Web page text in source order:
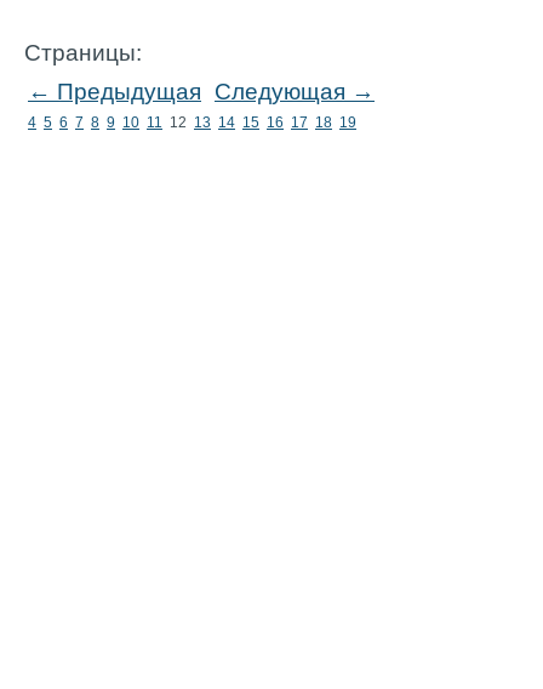
Страницы:
← Предыдущая Следующая →
4 5 6 7 8 9 10 11 12 13 14 15 16 17 18 19